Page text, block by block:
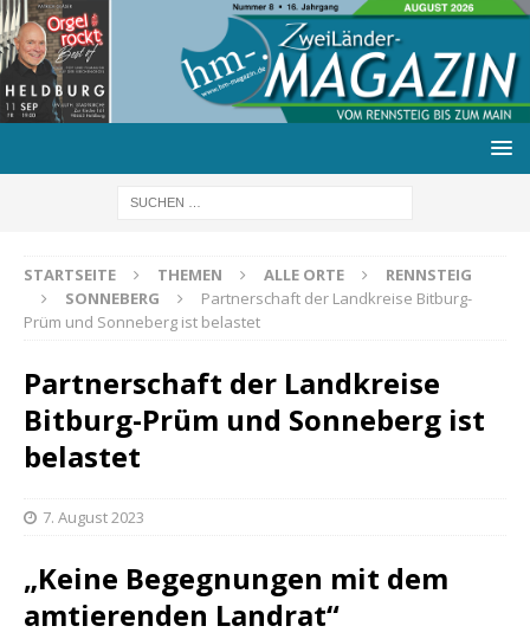
STARTSEITE THEMEN ALLE ORTE
RENNSTEIG
SONNEBERG
Partnerschaft der Landkreise Bitburg-
Prüm und Sonneberg ist belastet
Partnerschaft der Landkreise
Bitburg-Prüm und Sonneberg ist
belastet
7. August 2023
„Keine Begegnungen mit dem
amtierenden Landrat“